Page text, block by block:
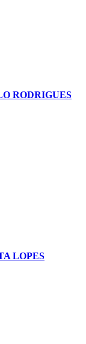
RODRIGUES
LOPES